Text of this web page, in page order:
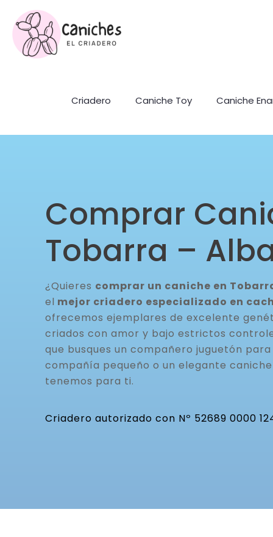
Criadero Caniche Toy Caniche
Comprar
Tobarra –
¿Quieres comprar un caniche en
el mejor criadero especializado en
ofrecemos ejemplares de excelente
criados con amor y bajo estrictos
que busques un compañero juguetón
compañía pequeño o un elegante
tenemos para ti.
Criadero autorizado con Nº 52689 0000